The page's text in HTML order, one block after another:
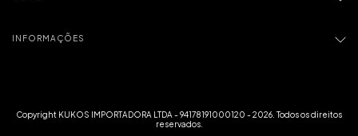
INFORMAÇÕES
Copyright KUKOS IMPORTADORA LTDA - 94178191000120 - 2026. Todos os direitos
reservados.